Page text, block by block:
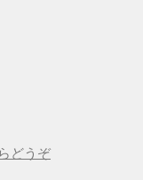
どうぞ